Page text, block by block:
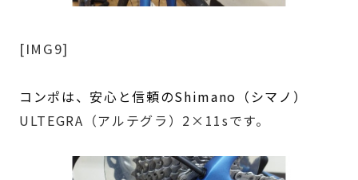
[IMG9]
コンポは、安心と信頼のShimano（シマノ）
ULTEGRA（アルテグラ）2×11sです。